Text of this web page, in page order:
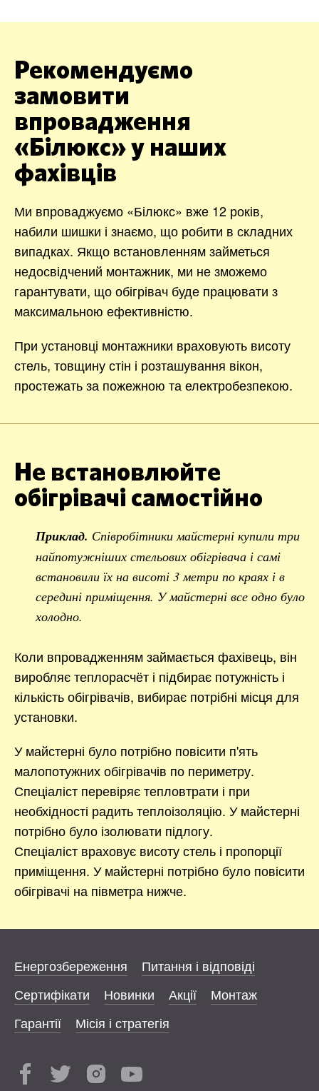
Рекомендуємо
замовити
впровадження
«Білюкс» у наших
фахівців
Ми впроваджуємо «Білюкс» вже 12 років,
набили шишки і знаємо, що робити в складних
випадках. Якщо встановленням займеться
недосвідчений монтажник, ми не зможемо
гарантувати, що обігрівач буде працювати з
максимальною ефективністю.
При установці монтажники враховують висоту
стель, товщину стін і розташування вікон,
простежать за пожежною та електробезпекою.
Не встановлюйте
обігрівачі самостійно
Приклад. Співробітники майстерні купили три
найпотужніших стельових обігрівача і самі
встановили їх на висоті 3 метри по краях і в
середині приміщення. У майстерні все одно було
холодно.
Коли впровадженням займається фахівець, він
виробляє теплорасчёт і підбирає потужність і
кількість обігрівачів, вибирає потрібні місця для
установки.
У майстерні було потрібно повісити п'ять
малопотужних обігрівачів по периметру.
Спеціаліст перевіряє тепловтрати і при
необхідності радить теплоізоляцію. У майстерні
потрібно було ізолювати підлогу.
Спеціаліст враховує висоту стель і пропорції
приміщення. У майстерні потрібно було повісити
обігрівачі на півметра нижче.
Енергозбереження
Питання і відповіді
Сертифікати
Новинки Акції
Монтаж
Гарантії
Місія і стратегія